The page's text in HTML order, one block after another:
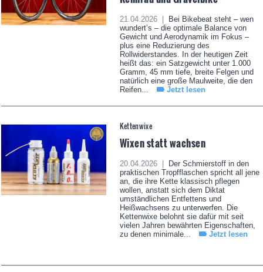
21.04.2026 |
Bei Bikebeat steht – wen
wundert’s – die optimale Balance von
Gewicht und Aerodynamik im Fokus –
plus eine Reduzierung des
Rollwiderstandes. In der heutigen Zeit
heißt das: ein Satzgewicht unter 1.000
Gramm, 45 mm tiefe, breite Felgen und
natürlich eine große Maulweite, die den
Reifen...
Jetzt lesen
Kettenwixe
Wixen statt wachsen
20.04.2026 |
Der Schmierstoff in den
praktischen Tropfflaschen spricht all jene
an, die ihre Kette klassisch pflegen
wollen, anstatt sich dem Diktat
umständlichen Entfettens und
Heißwachsens zu unterwerfen. Die
Kettenwixe belohnt sie dafür mit seit
vielen Jahren bewährten Eigenschaften,
zu denen minimale...
Jetzt lesen